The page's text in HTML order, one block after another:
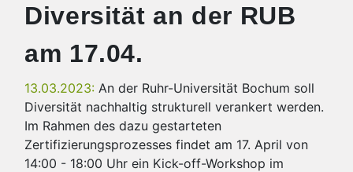
Diversität an der RUB
am 17.04.
13.03.2023: An der Ruhr-Universität Bochum soll
Diversität nachhaltig strukturell verankert werden.
Im Rahmen des dazu gestarteten
Zertifizierungsprozesses findet am 17. April von
14:00 - 18:00 Uhr ein Kick-off-Workshop im